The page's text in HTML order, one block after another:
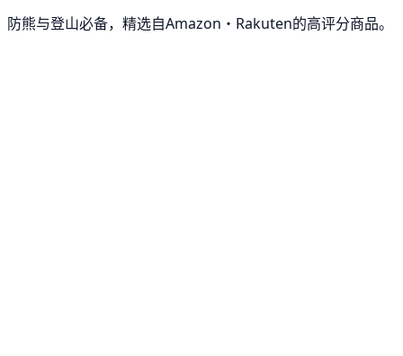
防熊与登山必备，精选自Amazon・Rakuten的高评分商品。